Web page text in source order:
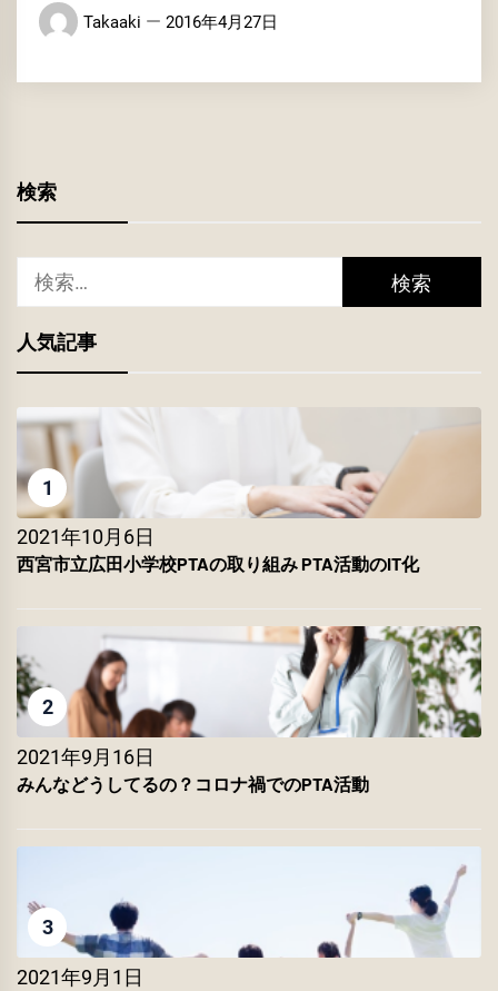
Takaaki 2016年4月27日
検索
索:
人気記事
1
2021年10月6日
西宮市立広田小学校PTAの取り組み PTA活動のIT化
2
2021年9月16日
みんなどうしてるの？コロナ禍でのPTA活動
3
2021年9月1日